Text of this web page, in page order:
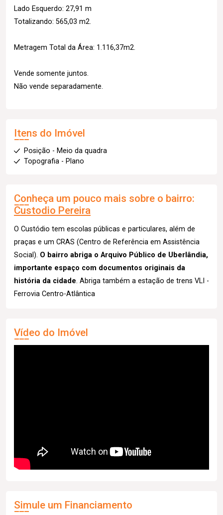
Lado Esquerdo: 27,91 m
Totalizando: 565,03 m2.
Metragem Total da Área: 1.116,37m2.
Vende somente juntos.
Não vende separadamente.
Itens do Imóvel
Posição - Meio da quadra
Topografia - Plano
Conheça um pouco mais sobre o bairro:
Custodio Pereira
O Custódio tem escolas públicas e particulares, além de
praças e um CRAS (Centro de Referência em Assistência
Social). O bairro abriga o Arquivo Público de Uberlândia,
importante espaço com documentos originais da
história da cidade. Abriga também a estação de trens VLI -
Ferrovia Centro-Atlântica
Vídeo do Imóvel
Simule um Financiamento